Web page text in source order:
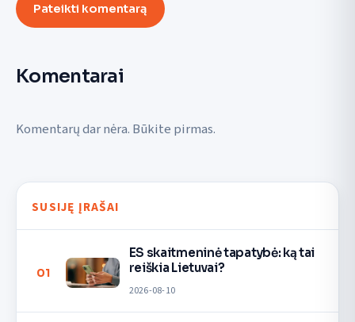
Pateikti komentarą
Komentarai
Komentarų dar nėra. Būkite pirmas.
SUSIJĘ ĮRAŠAI
01
ES skaitmeninė tapatybė: ką tai
reiškia Lietuvai?
2026-08-10